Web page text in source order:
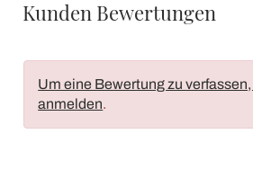
Kunden Bewertungen
Um eine Bewertung zu
anmelden.